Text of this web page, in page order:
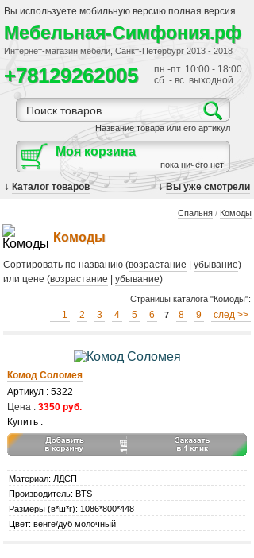
Вы используете мобильную версию полная версия
Мебельная-Симфония.рф
Интернет-магазин мебели, Санкт-Петербург 2013 - 2018
+78129262005
пн.-пт. 10:00 - 18:00
сб. - вс. выходной
Название товара или его артикул
Моя корзина
пока ничего нет
↓ Каталог товаров ↓ Вы уже смотрели
Спальня / Комоды
Комоды
Сортировать по названию (возрастание убывание)
или цене (возрастание убывание)
Страницы каталога "Комоды":
1 2 3 4 5 6 7 8 9 след >>
Комод Соломея
Артикул : 5322
Цена : 3350 руб.
Купить :
Материал: ЛДСП
Производитель: BTS
Размеры (в*ш*г): 1086*800*448
Цвет: венге/дуб молочный